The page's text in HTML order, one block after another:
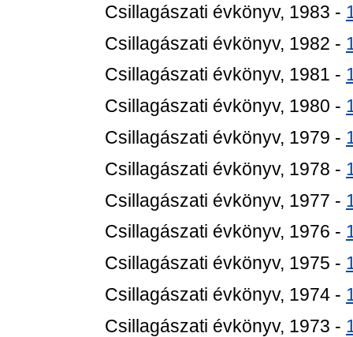
Csillagászati évkönyv, 1983 -
Csillagászati évkönyv, 1982 -
Csillagászati évkönyv, 1981 -
Csillagászati évkönyv, 1980 -
Csillagászati évkönyv, 1979 -
Csillagászati évkönyv, 1978 -
Csillagászati évkönyv, 1977 -
Csillagászati évkönyv, 1976 -
Csillagászati évkönyv, 1975 -
Csillagászati évkönyv, 1974 -
Csillagászati évkönyv, 1973 -